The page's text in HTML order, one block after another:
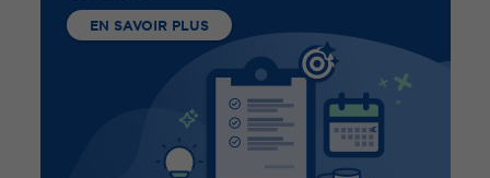
EN SAVOIR PLUS